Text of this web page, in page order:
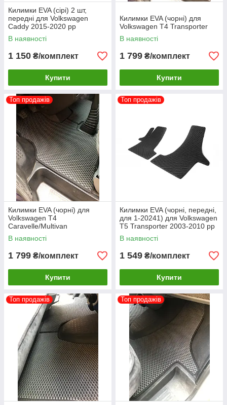
Килимки EVA (сірі) 2 шт,
передні для Volkswagen
Caddy 2015-2020 рр
В наявності
1 150 ₴/комплект
Купити
Килимки EVA (чорні) для
Volkswagen T4 Transporter
В наявності
1 799 ₴/комплект
Купити
Топ продажів
Килимки EVA (чорні) для
Volkswagen T4
Caravelle/Multivan
В наявності
1 799 ₴/комплект
Купити
Топ продажів
Килимки EVA (чорні, передні,
для 1-20241) для Volkswagen
T5 Transporter 2003-2010 рр
В наявності
1 549 ₴/комплект
Купити
Топ продажів Топ продажів